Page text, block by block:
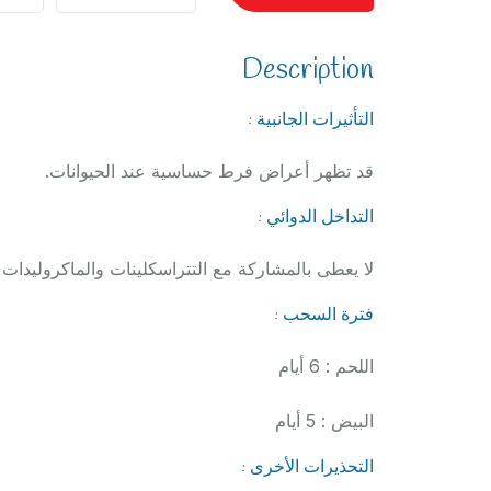
Description
التأثيرات الجانبية :
قد تظهر أعراض فرط حساسية عند الحيوانات.
التداخل الدوائي :
لا يعطى بالمشاركة مع التتراسكلينات والماكروليدات
فترة السحب :
اللحم : 6 أيام
البيض : 5 أيام
التحذيرات الأخرى :